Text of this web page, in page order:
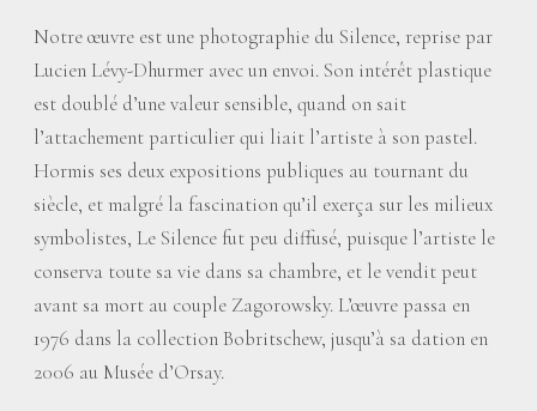
Notre œuvre est une photographie du Silence, reprise par
Lucien Lévy-Dhurmer avec un envoi. Son intérêt plastique
est doublé d’une valeur sensible, quand on sait
l’attachement particulier qui liait l’artiste à son pastel.
Hormis ses deux expositions publiques au tournant du
siècle, et malgré la fascination qu’il exerça sur les milieux
symbolistes, Le Silence fut peu diffusé, puisque l’artiste le
conserva toute sa vie dans sa chambre, et le vendit peut
avant sa mort au couple Zagorowsky. L’œuvre passa en
1976 dans la collection Bobritschew, jusqu’à sa dation en
2006 au Musée d’Orsay.